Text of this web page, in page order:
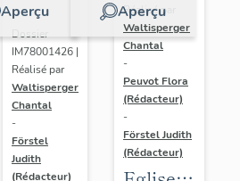
Aperçu
Dossier
IM78001426 |
Réalisé par
Waltisperger
Chantal
-
Förstel
Judith
(Rédacteur)
Aperçu
Réalisé par
Waltisperger
Chantal
-
Peuvot Flora
(Rédacteur)
-
Förstel Judith
(Rédacteur)